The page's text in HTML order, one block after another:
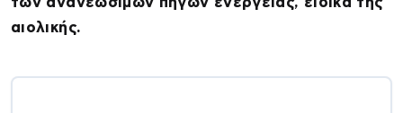
αιολικής.